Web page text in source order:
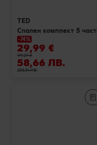
Ние сме семейство
Развлечения, отдих и
TED
Спален комплект 5
-74%
29,99 €
119,29 €
58,66 ЛВ.
233,31 ЛВ.